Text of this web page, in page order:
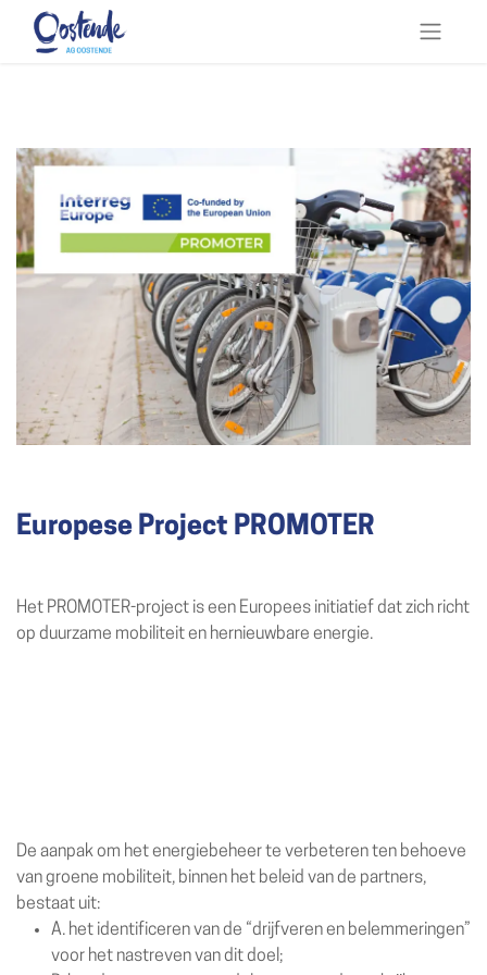
Europese Project PROMOTER
Het PROMOTER-project is een Europees initiatief dat zich richt
op duurzame mobiliteit en hernieuwbare energie.
De aanpak om het energiebeheer te verbeteren ten behoeve
van groene mobiliteit, binnen het beleid van de partners,
bestaat uit:
A. het identificeren van de “drijfveren en belemmeringen”
voor het nastreven van dit doel;